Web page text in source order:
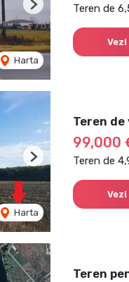
Harta
Next Teren de
Harta
Next
Teren
99,000
Teren de
Teren